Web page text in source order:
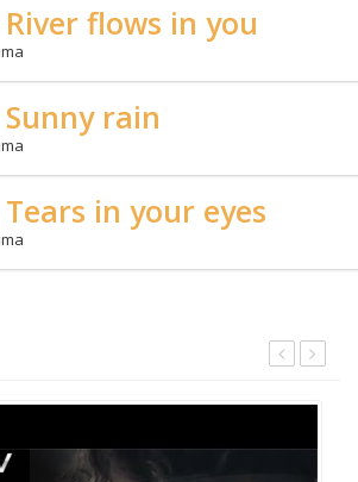
River flows in you
Sunny rain
Tears in your eyes